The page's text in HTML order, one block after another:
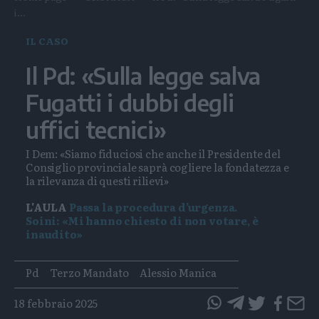
i...
IL CASO
Il Pd: «Sulla legge salva
Fugatti i dubbi degli
uffici tecnici»
I Dem: «Siamo fiduciosi che anche il Presidente del
Consiglio provinciale saprà cogliere la fondatezza e
la rilevanza di questi rilievi»
L'AULA Passa la procedura d’urgenza.
Soini: «Mi hanno chiesto di non votare, è
inaudito»
Tags
Pd Terzo Mandato
Alessio Manica
18 febbraio 2025